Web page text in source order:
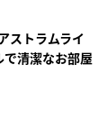
ストラムライ
清潔なお部屋